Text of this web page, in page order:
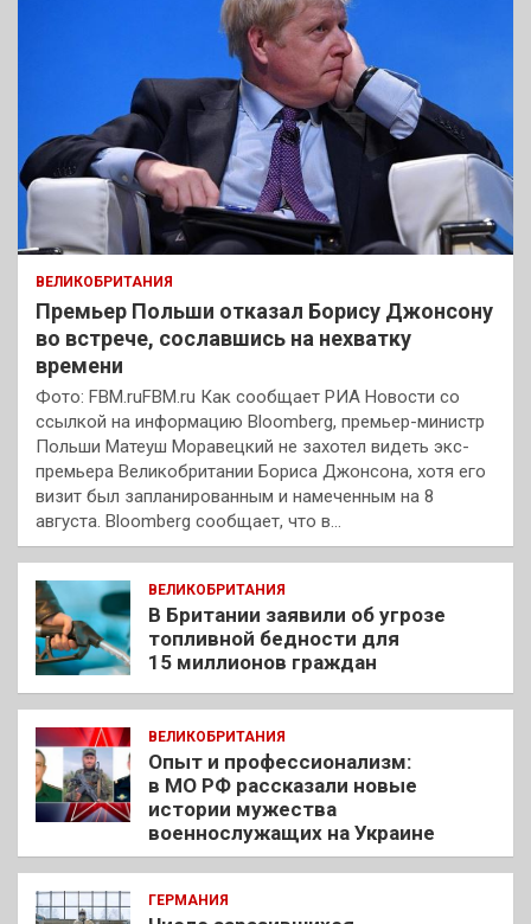
ВЕЛИКОБРИТАНИЯ
Премьер Польши отказал Борису Джонсону
во встрече, сославшись на нехватку
времени
Фото: FBM.ruFBM.ru Как сообщает РИА Новости со
ссылкой на информацию Bloomberg, премьер-министр
Польши Матеуш Моравецкий не захотел видеть экс-
премьера Великобритании Бориса Джонсона, хотя его
визит был запланированным и намеченным на 8
августа. Bloomberg сообщает, что в…
ВЕЛИКОБРИТАНИЯ
В Британии заявили об угрозе
топливной бедности для
15 миллионов граждан
ВЕЛИКОБРИТАНИЯ
Опыт и профессионализм:
в МО РФ рассказали новые
истории мужества
военнослужащих на Украине
ГЕРМАНИЯ